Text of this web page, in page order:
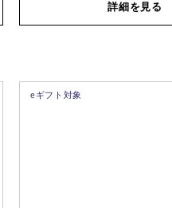
詳細を見る
eギフト対象